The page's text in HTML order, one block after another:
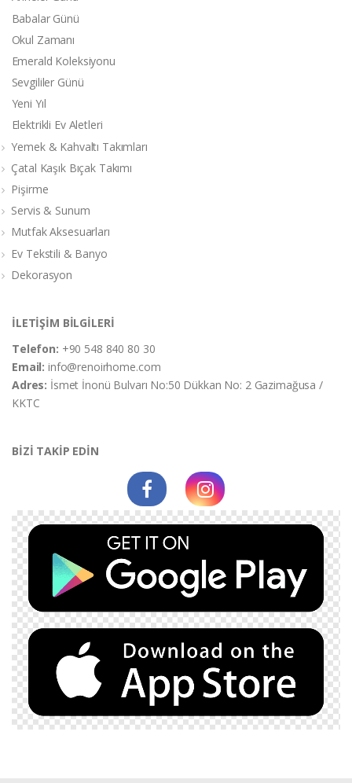
Babalar Günü
Okul Zamanı
Emerald Koleksiyonu
Sevgililer Günü
Yeni Yıl
Elektrikli Ev Aletleri
Yemek & Kahvaltı Takımları
Çatal Kaşık Bıçak Takımı
Pişirme
Servis & Sunum
Mutfak Aksesuarları
Ev Tekstili & Banyo
Dekorasyon
İLETİŞİM BİLGİLERİ
Telefon: +90 548 840 80 30
Email:info@renoirhome.com
Adres: İsmet İnonü Bulvarı No:50 Dükkan No: 2 Gazimağusa /
KKTC
BİZİ TAKİP EDİN